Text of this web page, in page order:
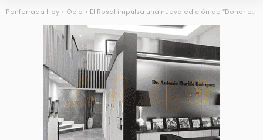
Ponferrada Hoy > Ocio > El Rosal impulsa una nueva edición de “Donar es de Cine” para reforzar los bancos de sangre de la comarca